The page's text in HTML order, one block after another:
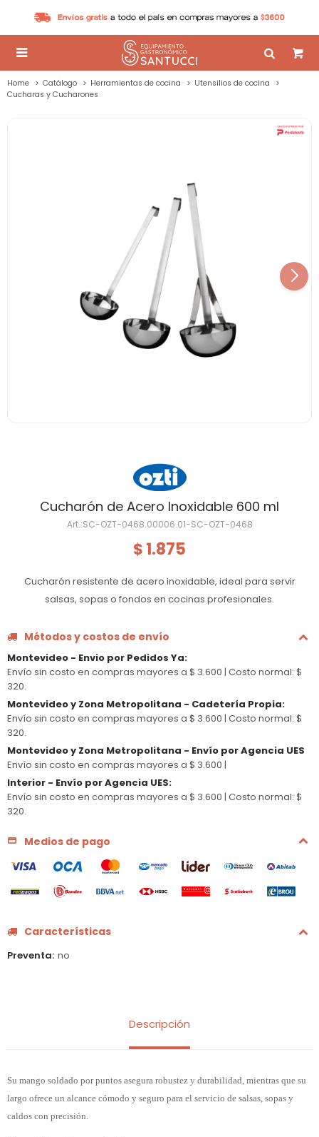

Home Catálogo Herramientas de cocina
Utensilios de cocina
Cucharas y Cucharones
Cucharón de Acero Inoxidable 600 ml
SC-OZT-0468.00006.01-SC-OZT-0468
$ 1.875
Cucharón resistente de acero inoxidable, ideal para servir
salsas, sopas o fondos en cocinas profesionales.
Métodos y costos de envío
Montevideo - Envio por Pedidos Ya:
Envío sin costo en compras mayores a $ 3.600 | Costo normal: $
320.
Montevideo y Zona Metropolitana - Cadetería Propia:
Envío sin costo en compras mayores a $ 3.600 | Costo normal: $
320.
Montevideo y Zona Metropolitana - Envío por Agencia UES
Envío sin costo en compras mayores a $ 3.600 |
Interior - Envío por Agencia UES:
Envío sin costo en compras mayores a $ 3.600 | Costo normal: $
320.
Medios de pago
Características
Preventa no
Descripción
Su mango soldado por puntos asegura robustez y durabilidad, mientras que su
largo ofrece un alcance cómodo y seguro para el servicio de salsas, sopas y
caldos con precisión.